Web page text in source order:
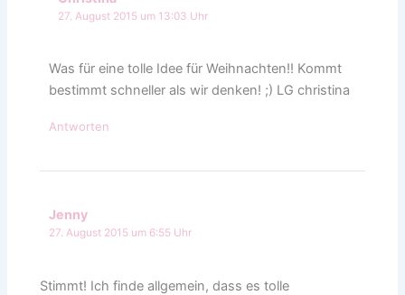
27. August 2015 um 13:03 Uhr
Was für eine tolle Idee für Weihnachten!! Kommt
bestimmt schneller als wir denken! ;) LG christina
Antworten
Jenny
27. August 2015 um 6:55 Uhr
Stimmt! Ich finde allgemein, dass es tolle